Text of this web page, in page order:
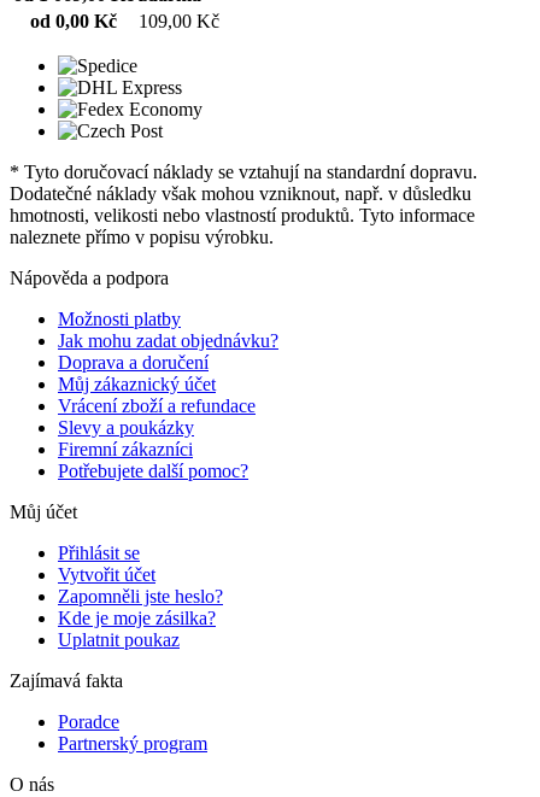
od 0,00 Kč
109,00 Kč
* Tyto doručovací náklady se vztahují na standardní dopravu.
Dodatečné náklady však mohou vzniknout, např. v důsledku
hmotnosti, velikosti nebo vlastností produktů. Tyto informace
naleznete přímo v popisu výrobku.
Nápověda a podpora
Možnosti platby
Jak mohu zadat objednávku?
Doprava a doručení
Můj zákaznický účet
Vrácení zboží a refundace
Slevy a poukázky
Firemní zákazníci
Potřebujete další pomoc?
Můj účet
Přihlásit se
Vytvořit účet
Zapomněli jste heslo?
Kde je moje zásilka?
Uplatnit poukaz
Zajímavá fakta
Poradce
Partnerský program
O nás